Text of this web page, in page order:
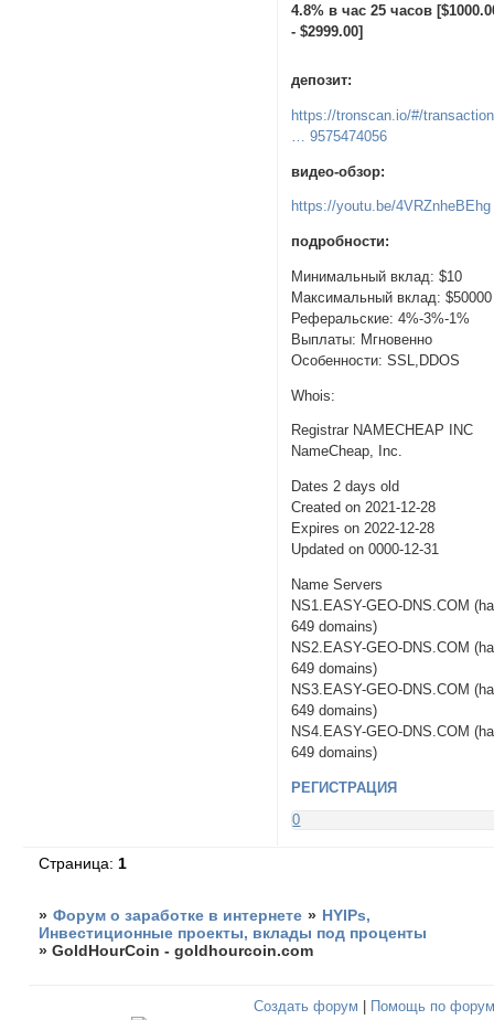
4.8% в час 25 часов
- $2999.00]
депозит:
https://tronscan.io/#/
… 9575474056
видео-обзор:
https://youtu.be/4VRZnheBEhg
подробности:
Минимальный вклад: $10
Максимальный вклад: $50000
Реферальские: 4%-3%-1%
Выплаты: Мгновенно
Особенности: SSL,DDOS
Whois:
Registrar NAMECHEAP INC
NameCheap, Inc.
Dates 2 days old
Created on 2021-12-28
Expires on 2022-12-28
Updated on 0000-12-31
Name Servers
NS1.EASY-GEO-DNS.COM
649 domains)
NS2.EASY-GEO-DNS.COM
649 domains)
NS3.EASY-GEO-DNS.COM
649 domains)
NS4.EASY-GEO-DNS.COM
649 domains)
РЕГИСТРАЦИЯ
0
Страница: 1
» Форум о заработке в интернете » HYIPs,
Инвестиционные проекты, вклады под проценты
»GoldHourCoin - goldhourcoin.com
Создать форум Помощь по